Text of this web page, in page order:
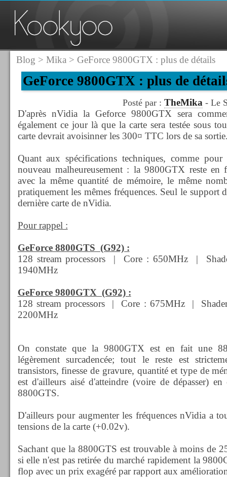
Blog > Mika > GeForce 9800GTX : plus de détails
GeForce 9800GTX : plus de
Posté par : TheMika- Le
D'après nVidia la Geforce 9800GTX sera
également ce jour là que la carte sera testée sous
carte devrait avoisinner les 300¤ TTC lors de sa
Quant aux spécifications techniques, comme
nouveau malheureusement : la 9800GTX reste
avec la même quantité de mémoire, le même
pratiquement les mêmes fréquences. Seul le support
dernière carte de nVidia.
Pour rappel :
GeForce 8800GTS (G92) :
128 stream processors | Core : 650MHz |
1940MHz
GeForce 9800GTX (G92) :
128 stream processors | Core : 675MHz |
2200MHz
On constate que la 9800GTX est en fait une
légèrement surcadencée; tout le reste est
transistors, finesse de gravure, quantité et type de
est d'ailleurs aisé d'atteindre (voire de dépasser)
8800GTS.
D'ailleurs pour augmenter les fréquences nVidia a
tensions de la carte (+0.02v).
Sachant que la 8800GTS est trouvable à moins de
si elle n'est pas retirée du marché rapidement la
flop avec un prix exagéré par rapport aux